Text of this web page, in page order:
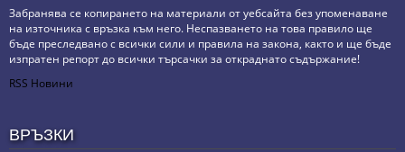
Забранява се копирането на материали от уебсайта без упоменаване
на източника с връзка към него. Неспазването на това правило ще
бъде преследвано с всички сили и правила на закона, както и ще бъде
изпратен репорт до всички търсачки за откраднато съдържание!
RSS Новини
ВРЪЗКИ